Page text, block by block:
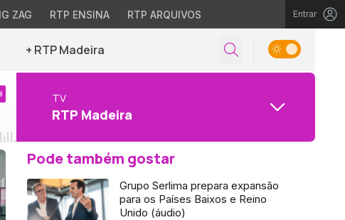
ZAG RTP ENSINA RTP ARQUIVOS Entrar
+ RTP Madeira
TV
RTP Madeira
Pode também gostar
Grupo Serlima prepara expansão
para os Países Baixos e Reino
Unido (áudio)